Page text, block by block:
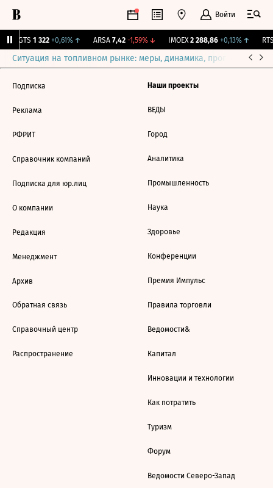
Войти
MGTS 1 322 +0,61%↑ ARSA 7,42 -1,59%↓ IMOEX 2 288,86 +0,13%↑ RTSI
Ситуация на топливном рынке: меры, динамика, прогнозы
Подписка
Реклама
РФРИТ
Справочник компаний
Подписка для юр.лиц
О компании
Редакция
Менеджмент
Архив
Обратная связь
Справочный центр
Распространение
Наши проекты
ВЕДЫ
Город
Аналитика
Промышленность
Наука
Здоровье
Конференции
Премия Импульс
Правила торговли
Ведомости&
Капитал
Инновации и технологии
Как потратить
Туризм
Форум
Ведомости Северо-Запад